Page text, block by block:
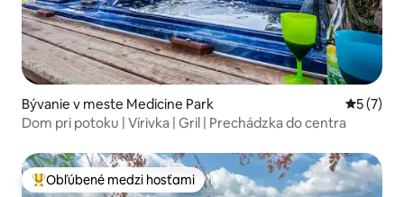
Bývanie v meste Medicine Park
5 (7)
Dom pri potoku | Vírivka | Gril | Prechádzka do centra
Najobľúbenejšie medzi hosťami
Obľúbené medzi hosťami